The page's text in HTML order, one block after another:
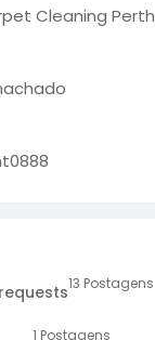
Cleaning Perth
13 Postagens
1 Postagens